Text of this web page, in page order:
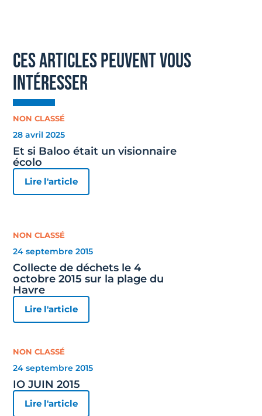
ces articles peuvent vous
intéresser
NON CLASSÉ
28 avril 2025
Et si Baloo était un visionnaire
écolo
Lire l'article
NON CLASSÉ
24 septembre 2015
Collecte de déchets le 4
octobre 2015 sur la plage du
Havre
Lire l'article
NON CLASSÉ
24 septembre 2015
IO JUIN 2015
Lire l'article